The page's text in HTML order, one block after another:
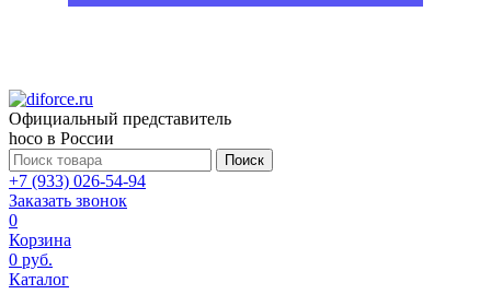
Официальный представитель
hoco в России
Поиск
+7 (933) 026-54-94
Заказать звонок
0
Корзина
0 руб.
Каталог